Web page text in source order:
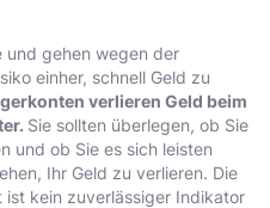
und gehen wegen der
einher, schnell Geld zu
verlieren Geld beim
Sie sollten überlegen, ob Sie
und ob Sie es sich leisten
Ihr Geld zu verlieren. Die
ist kein zuverlässiger Indikator